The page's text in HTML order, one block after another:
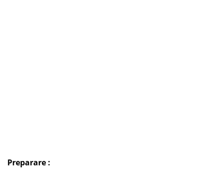
Preparare :